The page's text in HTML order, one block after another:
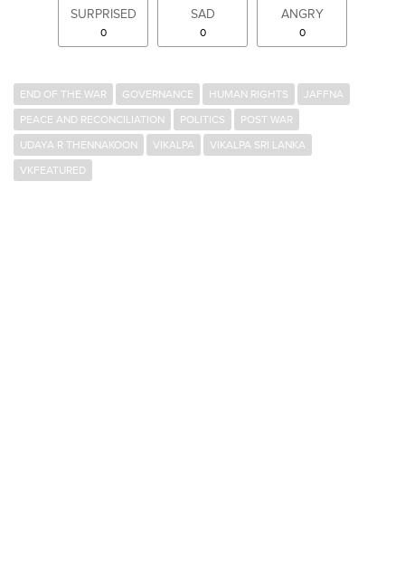
SURPRISED
0
SAD
0
ANGRY
0
END OF THE WAR GOVERNANCE HUMAN RIGHTS
JAFFNA
PEACE AND RECONCILIATION
POLITICS
POST WAR
UDAYA R THENNAKOON
VIKALPA
VIKALPA SRI LANKA
VKFEATURED